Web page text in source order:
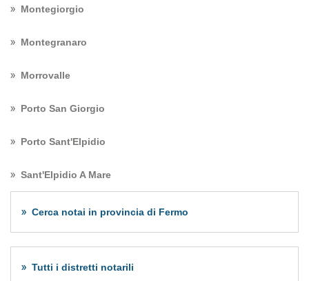
Montegiorgio
Montegranaro
Morrovalle
Porto San Giorgio
Porto Sant'Elpidio
Sant'Elpidio A Mare
Cerca notai in provincia di Fermo
Tutti i distretti notarili